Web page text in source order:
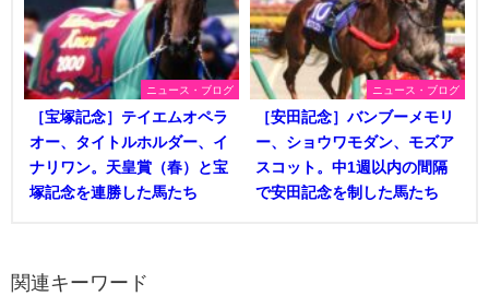
ニュース・ブログ
［宝塚記念］テイエムオペラ
オー、タイトルホルダー、イ
ナリワン。天皇賞（春）と宝
塚記念を連勝した馬たち
ニュース・ブログ
［安田記念］バンブーメモリ
ー、ショウワモダン、モズア
スコット。中1週以内の間隔
で安田記念を制した馬たち
関連キーワード